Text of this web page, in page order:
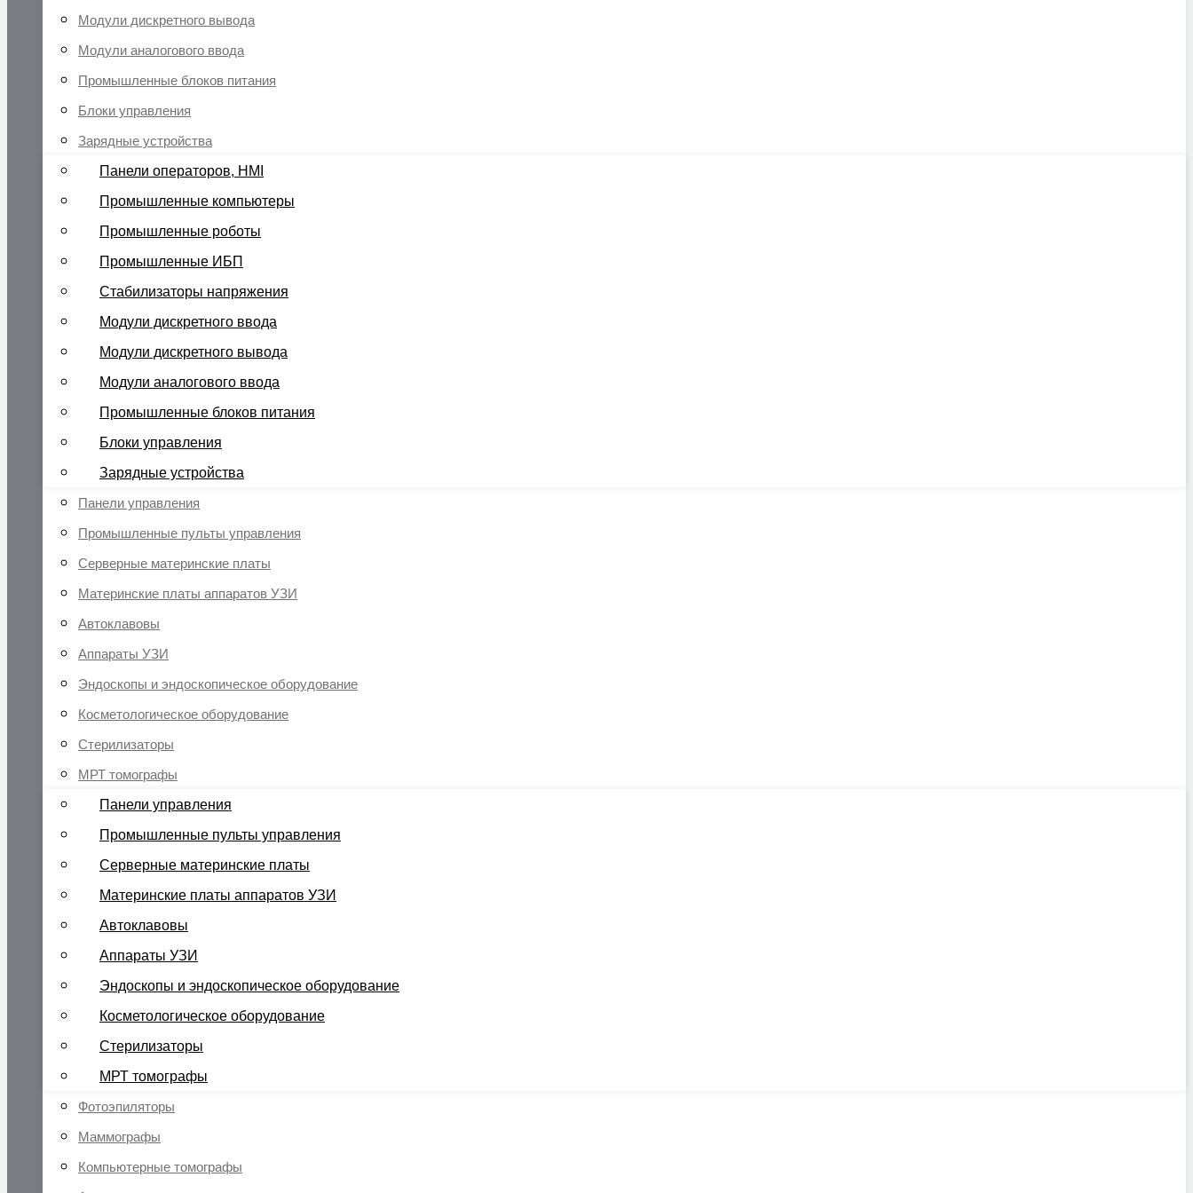
Модули дискретного вывода
Модули аналогового ввода
Промышленные блоков питания
Блоки управления
Зарядные устройства
Панели операторов, HMI
Промышленные компьютеры
Промышленные роботы
Промышленные ИБП
Стабилизаторы напряжения
Модули дискретного ввода
Модули дискретного вывода
Модули аналогового ввода
Промышленные блоков питания
Блоки управления
Зарядные устройства
Панели управления
Промышленные пульты управления
Серверные материнские платы
Материнские платы аппаратов УЗИ
Автоклавовы
Аппараты УЗИ
Эндоскопы и эндоскопическое оборудование
Косметологическое оборудование
Стерилизаторы
МРТ томографы
Панели управления
Промышленные пульты управления
Серверные материнские платы
Материнские платы аппаратов УЗИ
Автоклавовы
Аппараты УЗИ
Эндоскопы и эндоскопическое оборудование
Косметологическое оборудование
Стерилизаторы
МРТ томографы
Фотоэпиляторы
Маммографы
Компьютерные томографы